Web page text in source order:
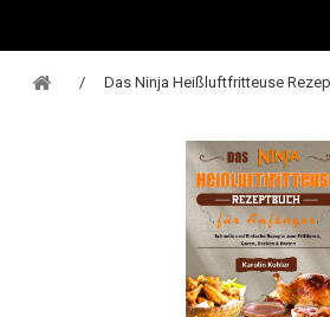
Das Ninja Heißluftfritteuse